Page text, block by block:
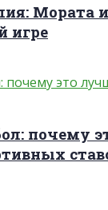
Мората
игре
почему